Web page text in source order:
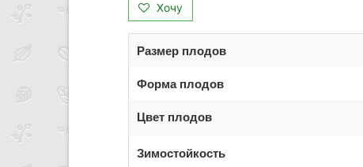
Хочу
Размер плодов
Форма плодов
Цвет плодов
Зимостойкость